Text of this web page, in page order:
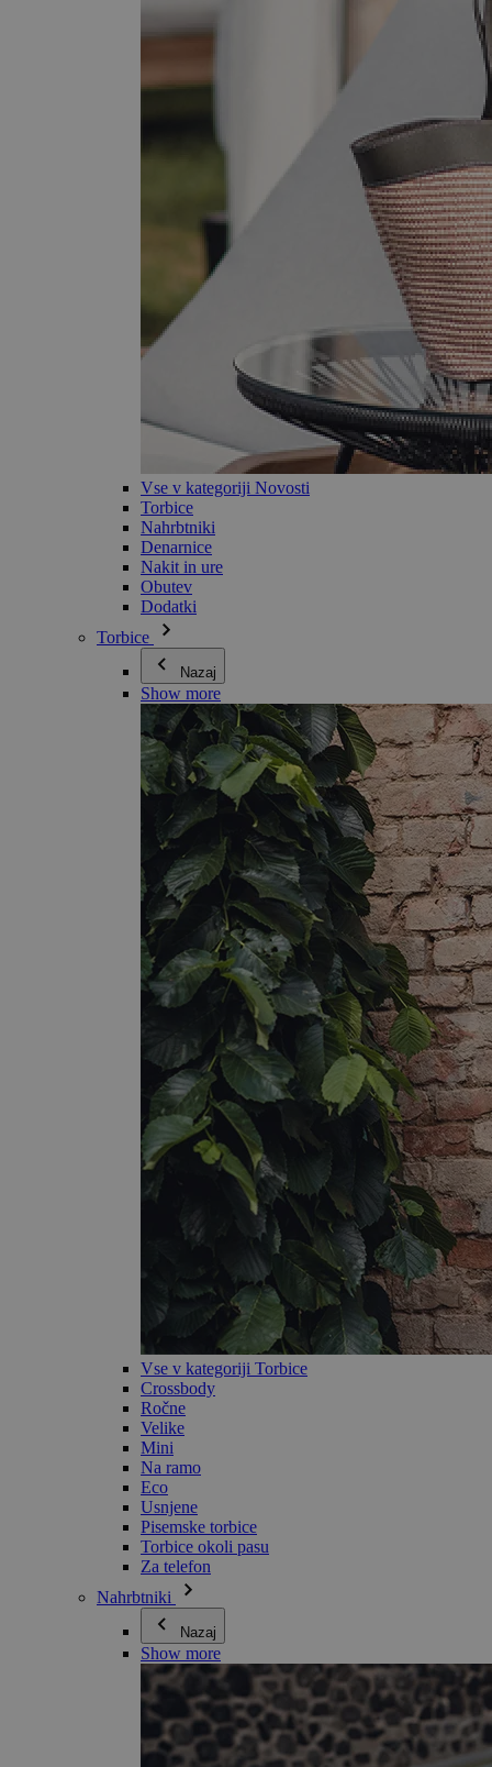
Vse v kategoriji Novosti
Torbice
Nahrbtniki
Denarnice
Nakit in ure
Obutev
Dodatki
Torbice
Nazaj
Show more
Vse v kategoriji Torbice
Crossbody
Ročne
Velike
Mini
Na ramo
Eco
Usnjene
Pisemske torbice
Torbice okoli pasu
Za telefon
Nahrbtniki
Nazaj
Show more